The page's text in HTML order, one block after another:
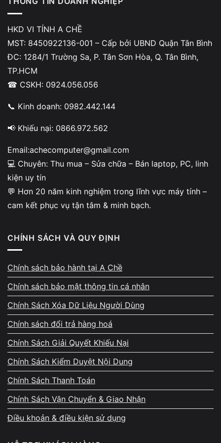
Dấu hiệu nào cho thấy reset do lỗi
nguồn GPU?
Reset do lỗi nguồn GPUthường xảy ra rất nhanh và không
ngay khi GPU vừa bắt đầu ăn tải.
Reset ngay khi GPU tăng tải đột ngột
Laptop có thểtắt phụt rồi bật lại ngaykhi vừa vào game,
vừa chuyển cảnh nặng hoặc bắt đầu render. Trong nhiều
trường hợp, nhiệt độ GPU chưa kịp tăng cao.
Adapter, pin hoặc cổng sạc không ổn định
Adapter yếu, pin chai hoặc cổng sạc tiếp xúc kém khiến
nguồn cấp cho GPU bị thiếu hoặc chập chờn
cần công suất lớn, nguồn không đáp ứng kịp sẽ gây reset.
Lỗi VRM hoặc power rail GPU
HKD VI TÍNH A CHỀ
MST: 8450922136-001 – Cấp bởi UBND Quận Tân Bình
ĐC: 1284/1 Trường Sa, P. Tân Sơn Hòa, Q. Tân Bình,
TP.HCM
☎ CSKH: 0924.056.056
📞 Kinh doanh: 0982.442.144
📢 Khiếu nại: 0866.972.562
Email:achecomputer@gmail.com
💻 Chuyên: Thu mua – Sửa chữa – Bán laptop, PC, linh
kiện uy tín
💬 Hơn 20 năm kinh nghiệm trong lĩnh vực máy tính –
cam kết phục vụ tận tâm & minh bạch.
CHÍNH SÁCH VÀ QUY ĐỊNH
Chính sách bảo hành tại A Chề
Chính sách bảo mật thông tin cá nhân
Chính Sách Xóa Dữ Liệu Người Dùng
Chính sách đổi trả hàng hoá
Chính Sách Giải Quyết Khiếu Nại
Chính Sách Kiểm Duyệt Nội Dung
Chính Sách Thanh Toán
Chính Sách Vận Chuyển & Giao Nhận
Điều khoản & điều kiện sử dụng